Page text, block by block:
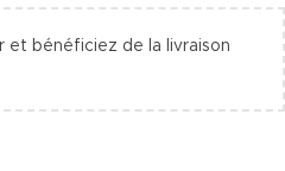
et bénéficiez de la livraison